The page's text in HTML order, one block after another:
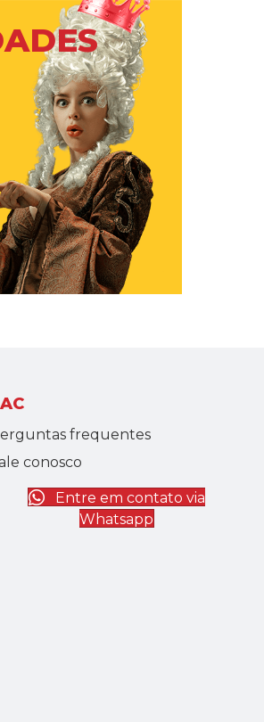
frequentes
conosco
Entre em contato via
Whatsapp